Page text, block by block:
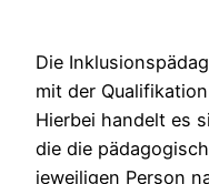
Die
mit der
Hierbei handelt es
die die
jeweiligen Person